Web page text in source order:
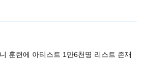
훈련에 아티스트 1만6천명 리스트 존재